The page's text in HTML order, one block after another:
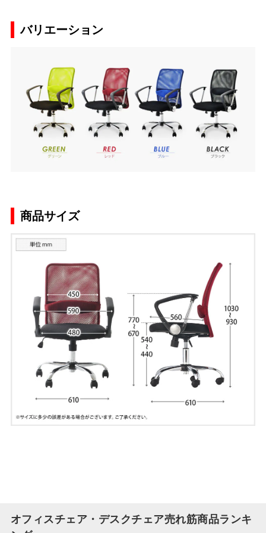
バリエーション
商品サイズ
オフィスチェア・デスクチェア売れ筋商品ランキ